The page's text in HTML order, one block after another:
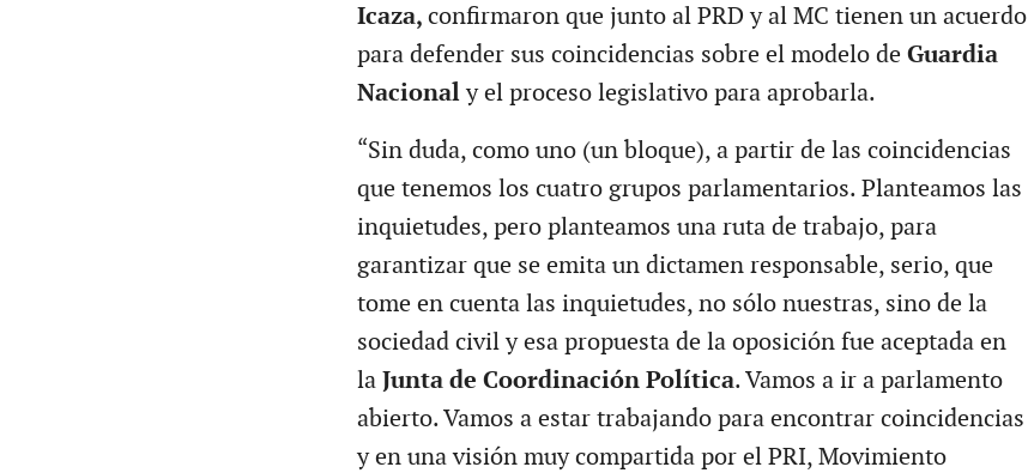
Icaza, confirmaron que junto al PRD y al MC tienen un acuerdo
para defender sus coincidencias sobre el modelo deGuardia
Nacionaly el proceso legislativo para aprobarla.
“Sin duda, como uno (un bloque), a partir de las coincidencias
que tenemos los cuatro grupos parlamentarios. Planteamos las
inquietudes, pero planteamos una ruta de trabajo, para
garantizar que se emita un dictamen responsable, serio, que
tome en cuenta las inquietudes, no sólo nuestras, sino de la
sociedad civil y esa propuesta de la oposición fue aceptada en
la Junta de Coordinación Política. Vamos a ir a parlamento
abierto. Vamos a estar trabajando para encontrar coincidencias
y en una visión muy compartida por el PRI, Movimiento